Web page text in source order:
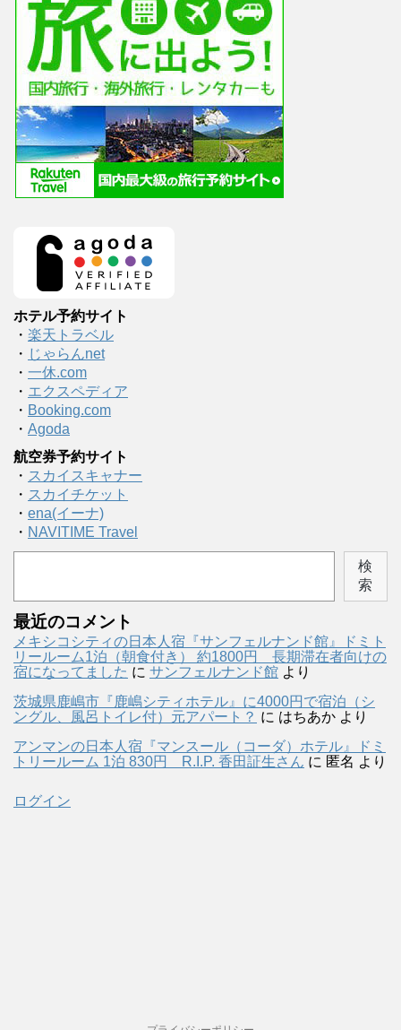
ホテル予約サイト
・ 楽天トラベル
・ じゃらんnet
・ 一休.com
・ エクスペディア
・ Booking.com
・ Agoda
航空券予約サイト
・ スカイスキャナー
・ スカイチケット
・ ena(イーナ)
・ NAVITIME Travel
検
索
最近のコメント
メキシコシティの日本人宿『サンフェルナンド館』ドミト
リールーム1泊（朝食付き） 約1800円 長期滞在者向けの
宿になってました に サンフェルナンド館 より
茨城県鹿嶋市『鹿嶋シティホテル』に4000円で宿泊（シ
ングル、風呂トイレ付）元アパート？ に はちあか より
アンマンの日本人宿『マンスール（コーダ）ホテル』ドミ
トリールーム 1泊 830円 R.I.P. 香田証生さん に 匿名 より
ログイン